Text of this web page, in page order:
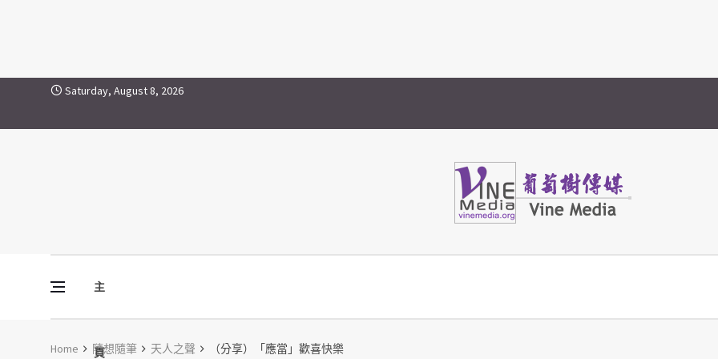
Skip to contentSaturday, August 8, 2026
主
頁
Vine Media
葡萄樹傳媒
Home 隨想隨筆 天人之聲 （分享）「應當」歡喜快樂